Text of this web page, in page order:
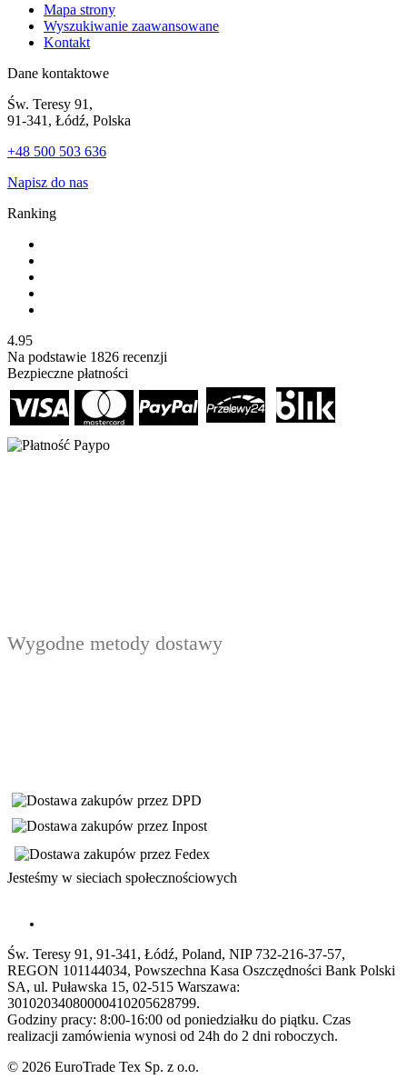
Mapa strony
Wyszukiwanie zaawansowane
Kontakt
Dane kontaktowe
Św. Teresy 91,
91-341, Łódź, Polska
+48 500 503 636
Napisz do nas
Ranking
4.95
Na podstawie 1826 recenzji
Bezpieczne płatności
Wygodne metody dostawy
Jesteśmy w sieciach społecznościowych
Św. Teresy 91, 91-341, Łódź, Poland, NIP 732-216-37-57,
REGON 101144034, Powszechna Kasa Oszczędności Bank Polski
SA, ul. Puławska 15, 02-515 Warszawa:
30102034080000410205628799.
Godziny pracy: 8:00-16:00 od poniedziałku do piątku. Czas
realizacji zamówienia wynosi od 24h do 2 dni roboczych.
© 2026 EuroTrade Tex Sp. z o.o.